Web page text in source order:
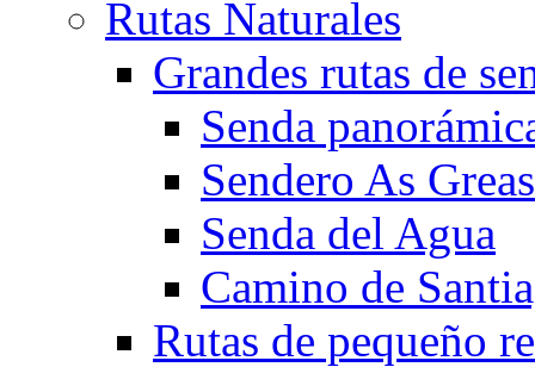
Rutas Naturales
Grandes rutas de
Senda
Sendero As
Senda del Agua
Camino de
Rutas de pequeño